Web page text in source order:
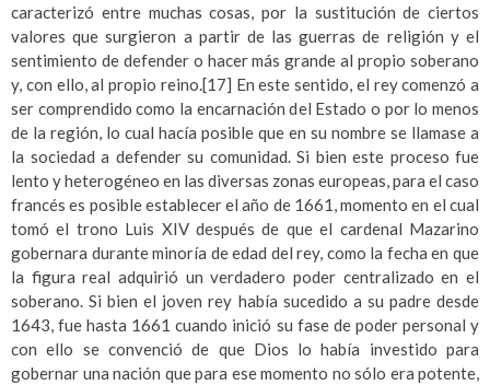
caracterizó entre muchas cosas, por la sustitución de ciertos
valores que surgieron a partir de las guerras de religión y el
sentimiento de defender o hacer más grande al propio soberano
y, con ello, al propio reino.[17] En este sentido, el rey comenzó a
ser comprendido como la encarnación del Estado o por lo menos
de la región, lo cual hacía posible que en su nombre se llamase a
la sociedad a defender su comunidad. Si bien este proceso fue
lento y heterogéneo en las diversas zonas europeas, para el caso
francés es posible establecer el año de 1661, momento en el cual
tomó el trono Luis XIV después de que el cardenal Mazarino
gobernara durante minoría de edad del rey, como la fecha en que
la figura real adquirió un verdadero poder centralizado en el
soberano. Si bien el joven rey había sucedido a su padre desde
1643, fue hasta 1661 cuando inició su fase de poder personal y
con ello se convenció de que Dios lo había investido para
gobernar una nación que para ese momento no sólo era potente,